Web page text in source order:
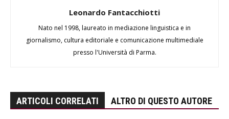
Leonardo Fantacchiotti
Nato nel 1998, laureato in mediazione linguistica e in
giornalismo, cultura editoriale e comunicazione multimediale
presso l'Università di Parma.
ARTICOLI CORRELATI ALTRO DI QUESTO AUTORE